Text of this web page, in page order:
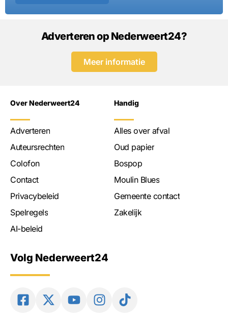
Adverteren op Nederweert24?
Meer informatie
Over Nederweert24
Adverteren
Auteursrechten
Colofon
Contact
Privacybeleid
Spelregels
AI-beleid
Handig
Alles over afval
Oud papier
Bospop
Moulin Blues
Gemeente contact
Zakelijk
Volg Nederweert24